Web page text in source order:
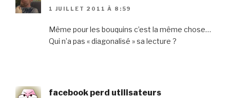
1 JUILLET 2011 À 8:59
Même pour les bouquins c’est la même chose…
Qui n’a pas « diagonalisé » sa lecture ?
facebook perd utilisateurs